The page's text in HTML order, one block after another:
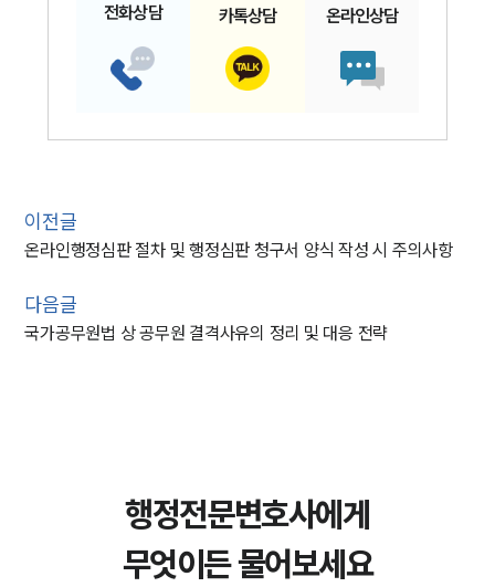
전화상담 카톡상담 온라인상담
이전글
온라인행정심판 절차 및 행정심판 청구서 양식 작성 시 주의사항
다음글
국가공무원법 상 공무원 결격사유의 정리 및 대응 전략
행정전문변호사에게
무엇이든 물어보세요